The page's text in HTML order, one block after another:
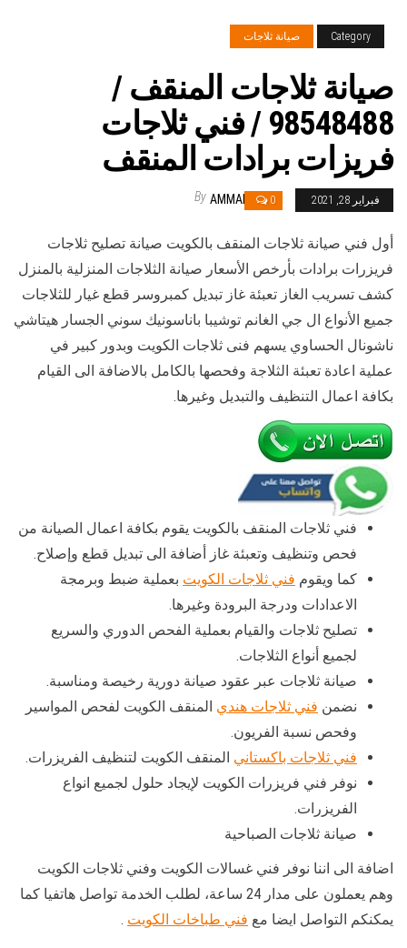
Category صيانة ثلاجات
صيانة ثلاجات المنقف /
98548488 / فني ثلاجات
فريزات برادات المنقف
فبراير 28, 2021 0
By AMMAR
أول فني صيانة ثلاجات المنقف بالكويت صيانة تصليح ثلاجات
فريزرات برادات بأرخص الأسعار صيانة الثلاجات المنزلية بالمنزل
كشف تسريب الغاز تعبئة غاز تبديل كمبروسر قطع غيار للثلاجات
جميع الأنواع ال جي الغانم توشيبا باناسونيك سوني الجسار هيتاشي
ناشونال الحساوي يسهم فنى ثلاجات الكويت وبدور كبير في
عملية اعادة تعبئة الثلاجة وفحصها بالكامل بالاضافة الى القيام
بكافة اعمال التنظيف والتبديل وغيرها.
فني ثلاجات المنقف بالكويت يقوم بكافة اعمال الصيانة من
فحص وتنظيف وتعبئة غاز أضافة الى تبديل قطع وإصلاح.
كما ويقوم فني ثلاجات الكويت بعملية ضبط وبرمجة
الاعدادات ودرجة البرودة وغيرها.
تصليح ثلاجات والقيام بعملية الفحص الدوري والسريع
لجميع أنواع الثلاجات.
صيانة ثلاجات عبر عقود صيانة دورية رخيصة ومناسبة.
نضمن فني ثلاجات هندي المنقف الكويت لفحص المواسير
وفحص نسبة الفريون.
فني ثلاجات باكستاني المنقف الكويت لتنظيف الفريزرات.
نوفر فني فريزرات الكويت لإيجاد حلول لجميع انواع
الفريزرات.
صيانة ثلاجات الصباحية
اضافة الى اننا نوفر فني غسالات الكويت وفني ثلاجات الكويت
وهم يعملون على مدار 24 ساعة، لطلب الخدمة تواصل هاتفيا كما
يمكنكم التواصل ايضا مع فني طباخات الكويت .